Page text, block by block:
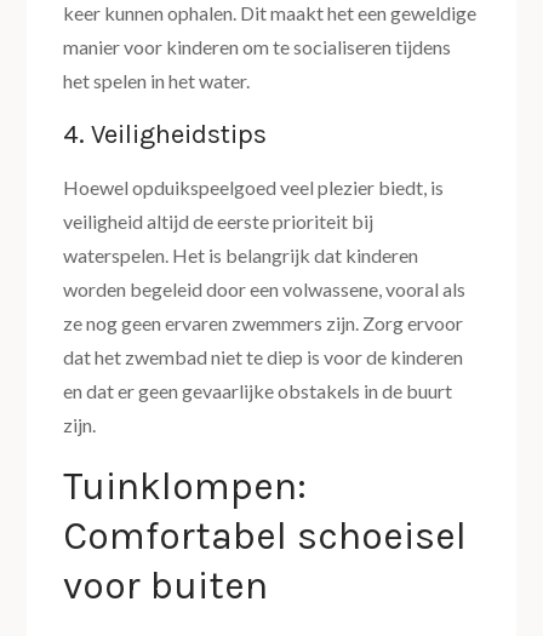
keer kunnen ophalen. Dit maakt het een geweldige
manier voor kinderen om te socialiseren tijdens
het spelen in het water.
4. Veiligheidstips
Hoewel opduikspeelgoed veel plezier biedt, is
veiligheid altijd de eerste prioriteit bij
waterspelen. Het is belangrijk dat kinderen
worden begeleid door een volwassene, vooral als
ze nog geen ervaren zwemmers zijn. Zorg ervoor
dat het zwembad niet te diep is voor de kinderen
en dat er geen gevaarlijke obstakels in de buurt
zijn.
Tuinklompen:
Comfortabel schoeisel
voor buiten